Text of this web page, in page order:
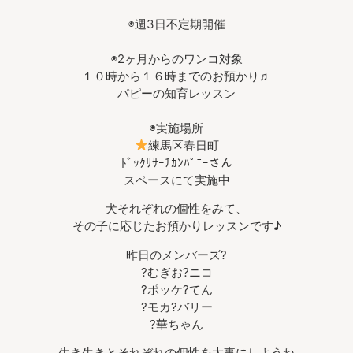
◉週3日不定期開催
◉2ヶ月からのワンコ対象
１０時から１６時までのお預かり♬
パピーの知育レッスン
◉実施場所
練馬区春日町
ﾄﾞｯｸﾘｻｰﾁｶﾝﾊﾟﾆｰさん
スペースにて実施中
犬それぞれの個性をみて、
その子に応じたお預かりレッスンです♪
昨日のメンバーズ?
?むぎお?ニコ
?ポッケ?てん
?モカ?バリー
?華ちゃん